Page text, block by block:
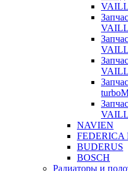
NAVIEN
FEDERICA
BUDERUS
BOSCH
Радиаторы и